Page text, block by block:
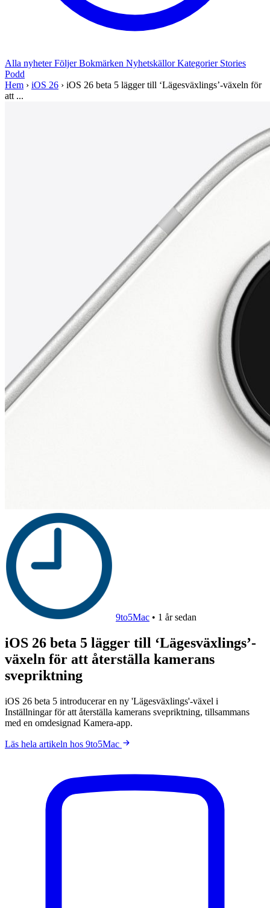
Alla nyheterFöljerBokmärken NyhetskällorKategorier Stories
Podd
Hem › iOS 26 › iOS 26 beta 5 lägger till ‘Lägesväxlings’-växeln för
att ...
9to5Mac • 1 år sedan
iOS 26 beta 5 lägger till ‘Lägesväxlings’-
växeln för att återställa kamerans
svepriktning
iOS 26 beta 5 introducerar en ny 'Lägesväxlings'-växel i
Inställningar för att återställa kamerans svepriktning, tillsammans
med en omdesignad Kamera-app.
Läs hela artikeln hos 9to5Mac